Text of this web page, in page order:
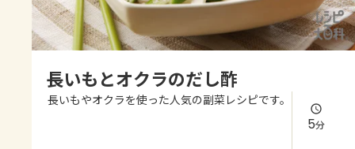
レシピ
よくあるお問い合わせ
長いもとオクラのだし酢
長いもやオクラを使った人気の副菜レシピです。
5分